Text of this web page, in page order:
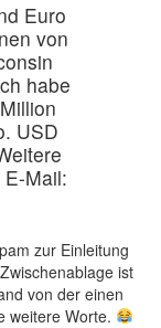
Euro
von
habe
USD
Mail:
zur Einleitung
ist
von der einen
weitere Worte.